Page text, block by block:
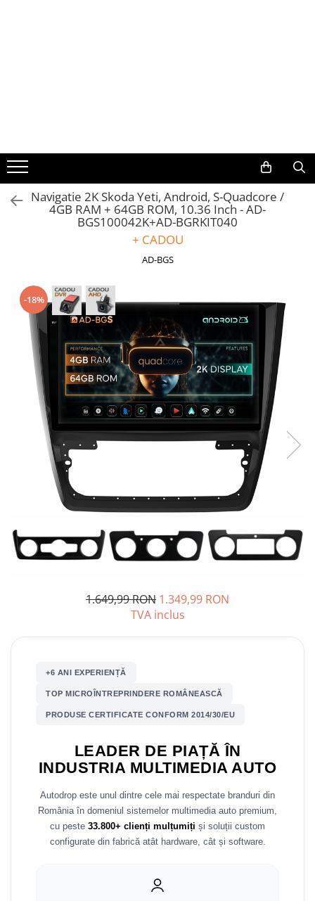
Volkswagen
Audi
Skoda
Opel
Dacia
Peugeot
Hyundai
Kia
Chevrolet
Mitsubishi
Navigatie 2K Skoda Yeti, Android, S-Quadcore /
4GB RAM + 64GB ROM, 10.36 Inch - AD-
BGS100042K+AD-BGRKIT040
+ CADOU
AD-BGS
-18%
1.649,99 RON 1.349,99 RON
TVA inclus
+6 ANI EXPERIENȚĂ
TOP MICROÎNTREPRINDERE ROMÂNEASCĂ
PRODUSE CERTIFICATE CONFORM 2014/30/EU
LEADER DE PIAȚĂ ÎN
INDUSTRIA MULTIMEDIA AUTO
Autodrop este unul dintre cele mai respectate branduri din
România în domeniul sistemelor multimedia auto premium,
cu peste 33.800+ clienți mulțumiți și soluții custom
configurate din fabrică atât hardware, cât și software.